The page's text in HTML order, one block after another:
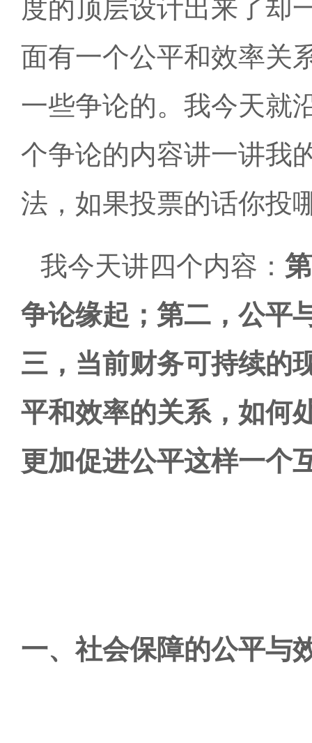
度的顶层设计出来了却
面有一个公平和效率关
一些争论的。我今天就
个争论的内容讲一讲我
法，如果投票的话你投
我今天讲四个内容：
争论缘起；第二，公平
三，当前财务可持续的
平和效率的关系，如何
更加促进公平这样一个
一、社会保障的公平与